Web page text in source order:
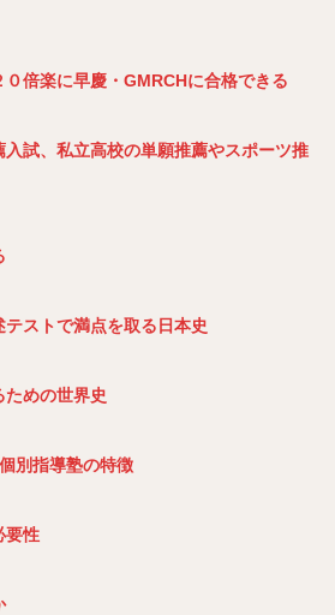
倍楽に早慶・GMRCHに合格できる
試、私立高校の単願推薦やスポーツ推
ストで満点を取る日本史
ための世界史
別指導塾の特徴
要性